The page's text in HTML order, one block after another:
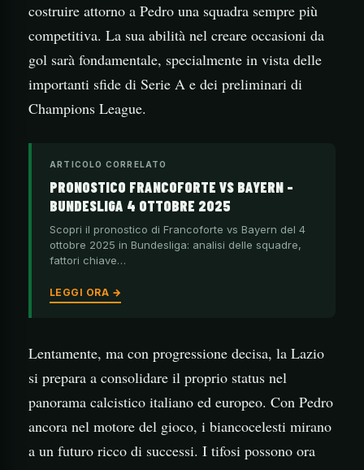
costruire attorno a Pedro una squadra sempre più
competitiva. La sua abilità nel creare occasioni da
gol sarà fondamentale, specialmente in vista delle
importanti sfide di Serie A e dei preliminari di
Champions League.
ARTICOLO CORRELATO
PRONOSTICO FRANCOFORTE VS BAYERN –
BUNDESLIGA 4 OTTOBRE 2025
Scopri il pronostico di Francoforte vs Bayern del 4
ottobre 2025 in Bundesliga: analisi delle squadre,
fattori chiave…
LEGGI ORA →
Lentamente, ma con progressione decisa, la Lazio
si prepara a consolidare il proprio status nel
panorama calcistico italiano ed europeo. Con Pedro
ancora nel motore del gioco, i biancocelesti mirano
a un futuro ricco di successi. I tifosi possono ora